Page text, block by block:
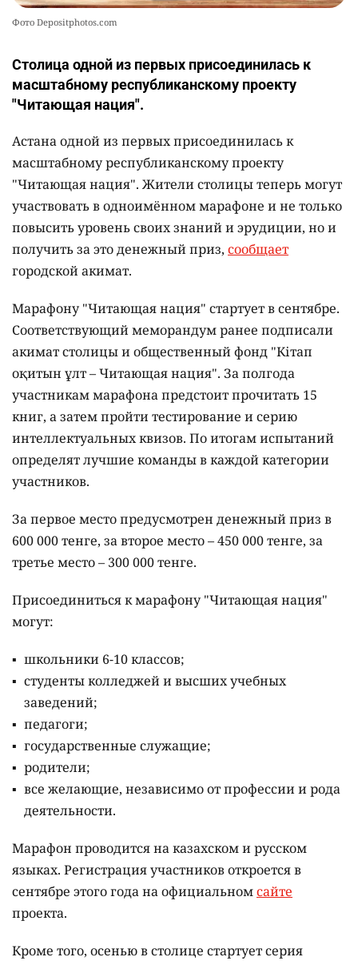
Фото Depositphotos.com
Столица одной из первых присоединилась к
масштабному республиканскому проекту
"Читающая нация".
Астана одной из первых присоединилась к
масштабному республиканскому проекту
"Читающая нация". Жители столицы теперь могут
участвовать в одноимённом марафоне и не только
повысить уровень своих знаний и эрудиции, но и
получить за это денежный приз, сообщает
городской акимат.
Марафону "Читающая нация" стартует в сентябре.
Соответствующий меморандум ранее подписали
акимат столицы и общественный фонд "Кітап
оқитын ұлт – Читающая нация". За полгода
участникам марафона предстоит прочитать 15
книг, а затем пройти тестирование и серию
интеллектуальных квизов. По итогам испытаний
определят лучшие команды в каждой категории
участников.
За первое место предусмотрен денежный приз в
600 000 тенге, за второе место – 450 000 тенге, за
третье место – 300 000 тенге.
Присоединиться к марафону "Читающая нация"
могут:
школьники 6-10 классов;
студенты колледжей и высших учебных
заведений;
педагоги;
государственные служащие;
родители;
все желающие, независимо от профессии и рода
деятельности.
Марафон проводится на казахском и русском
языках. Регистрация участников откроется в
сентябре этого года на официальномсайте
проекта.
Кроме того, осенью в столице стартует серия